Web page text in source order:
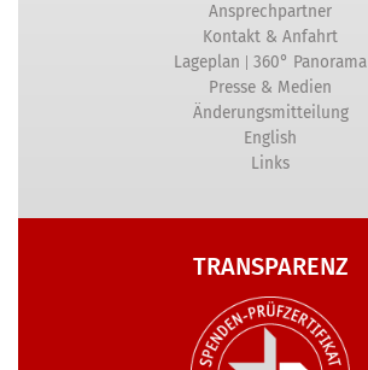
Ansprechpartner
Kontakt & Anfahrt
Lageplan | 360° Panorama
Presse & Medien
Änderungsmitteilung
English
Links
TRANSPARENZ